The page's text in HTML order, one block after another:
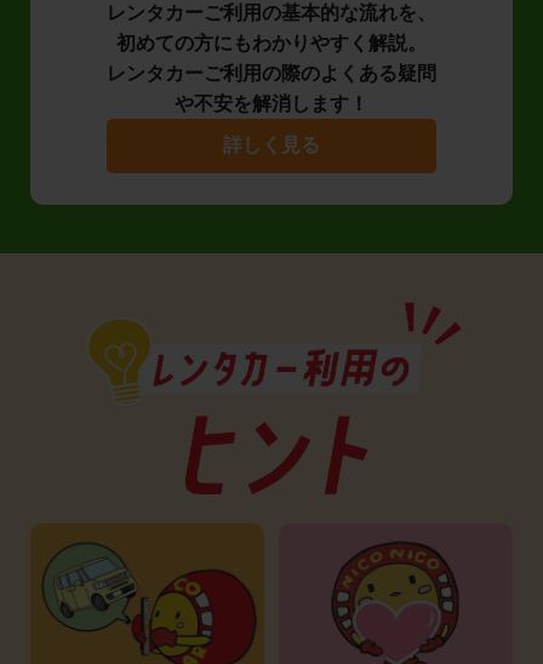
レンタカーご利用の基本的な流れを、
初めての方にもわかりやすく解説。
レンタカーご利用の際のよくある疑問
や不安を解消します！
詳しく見る